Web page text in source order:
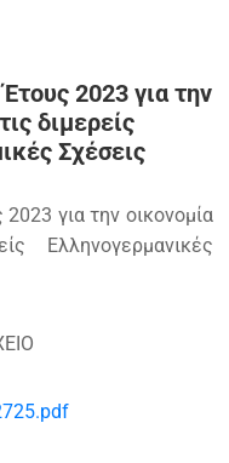
2023 για την
διμερείς
Σχέσεις
για την οικονομία
Ελληνογερμανικές